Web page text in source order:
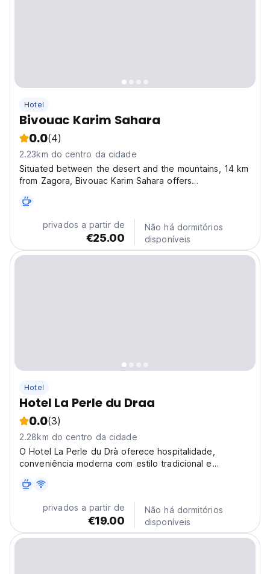
Hotel
Bivouac Karim Sahara
0.0(4)
2.23km do centro da cidade
Situated between the desert and the mountains, 14 km
from Zagora, Bivouac Karim Sahara offers
stay you can enjoy a campfire and typical meals.
Overlooking the sand dunes, tents Bivouac Karim
Sahara include...
privados a partir de
€25.00
Não há dormitórios
disponíveis
Hotel
Hotel La Perle du Draa
0.0(3)
2.28km do centro da cidade
O Hotel La Perle du Drà oferece hospitalidade,
conveniência moderna com estilo tradicional e
ponto de partida para desculpas ao deserto....
privados a partir de
€19.00
Não há dormitórios
disponíveis